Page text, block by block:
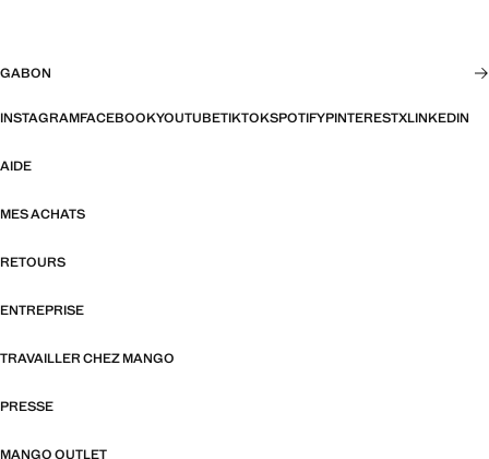
GABON
INSTAGRAMFACEBOOKYOUTUBETIKTOKSPOTIFYPINTERESTXLINKEDIN
AIDE
MES ACHATS
RETOURS
ENTREPRISE
TRAVAILLER CHEZ MANGO
PRESSE
MANGO OUTLET